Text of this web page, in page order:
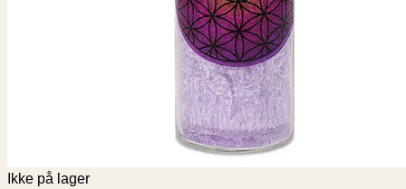
Ikke på lager